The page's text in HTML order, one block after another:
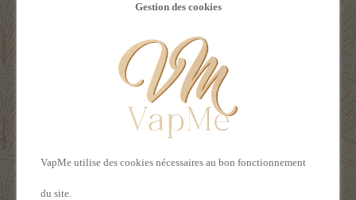
Rupture de stock
Booster Relax 18mg 10ml -
Eliquid France
Gestion des cookies
VapMe utilise des cookies nécessaires au bon fonctionnement
du site.